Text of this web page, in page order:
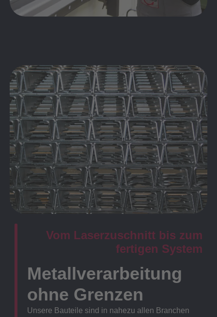
Vom Laserzuschnitt bis zum
fertigen System
Metallverarbeitung
ohne Grenzen
Unsere Bauteile sind in nahezu allen Branchen